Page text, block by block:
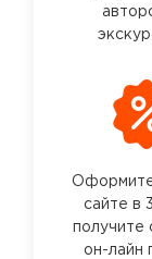
Оформите
сайте в
получите
он-лайн